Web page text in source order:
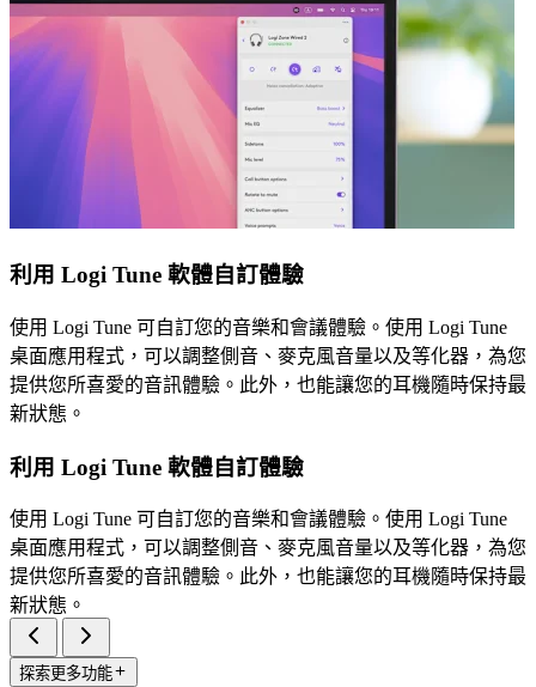
利用 Logi Tune 軟體自訂體驗
使用 Logi Tune 可自訂您的音樂和會議體驗。使用 Logi Tune
桌面應用程式，可以調整側音、麥克風音量以及等化器，為您
提供您所喜愛的音訊體驗。此外，也能讓您的耳機隨時保持最
新狀態。
利用 Logi Tune 軟體自訂體驗
使用 Logi Tune 可自訂您的音樂和會議體驗。使用 Logi Tune
桌面應用程式，可以調整側音、麥克風音量以及等化器，為您
提供您所喜愛的音訊體驗。此外，也能讓您的耳機隨時保持最
新狀態。
探索更多功能